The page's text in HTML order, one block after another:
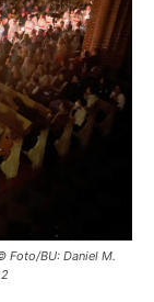
Foto/BU: Daniel M.